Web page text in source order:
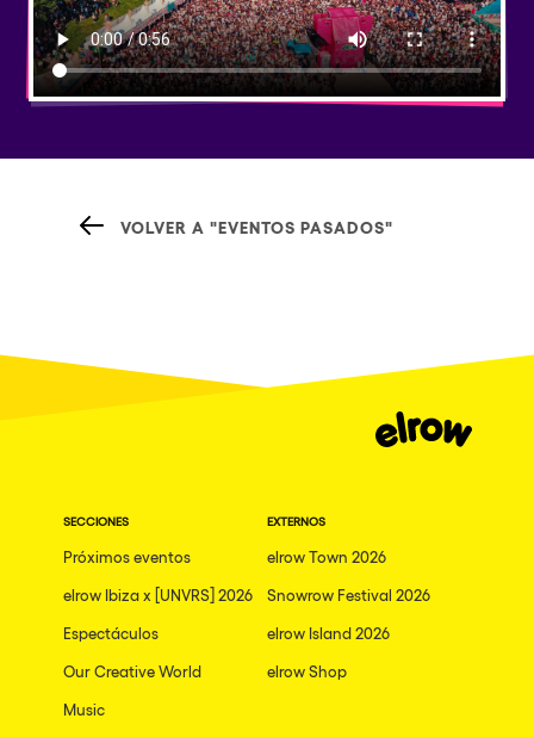
VOLVER A "EVENTOS PASADOS"
SECCIONES
Próximos eventos
elrow Ibiza x [UNVRS] 2026
Espectáculos
Our Creative World
Music
EXTERNOS
elrow Town 2026
Snowrow Festival 2026
elrow Island 2026
elrow Shop